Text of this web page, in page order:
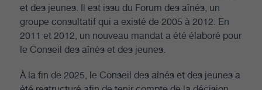
et des jeunes. Il est issu du Forum des aînés, un
groupe consultatif qui a existé de 2005 à 2012. En
2011 et 2012, un nouveau mandat a été élaboré pour
le Conseil des aînés et des jeunes.
À la fin de 2025, le Conseil des aînés et des jeunes a